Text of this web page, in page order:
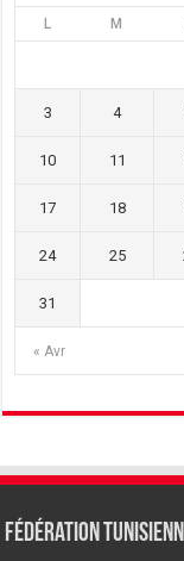
L M
« Avr
3 4
10 11
17 18
24 25
31
Fédération